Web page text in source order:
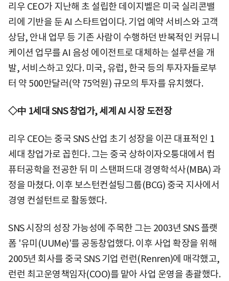
리우 CEO가 지난해 초 설립한 데이지벨은 미국 실리콘밸
리에 기반을 둔 AI 스타트업이다. 기업 예약 서비스와 고객
상담, 안내 업무 등 기존 사람이 수행하던 반복적인 커뮤니
케이션 업무를 AI 음성 에이전트로 대체하는 설루션을 개
발, 서비스하고 있다. 미국, 유럽, 한국 등의 투자자들로부
터 약 500만달러(약 75억원) 규모의 투자를 유치했다.
◇中 1세대 SNS 창업가, 세계 AI 시장 도전장
리우 CEO는 중국 SNS 산업 초기 성장을 이끈 대표적인 1
세대 창업가로 꼽힌다. 그는 중국 상하이자오퉁대에서 컴
퓨터공학을 전공한 뒤 미 스탠퍼드대 경영학석사(MBA) 과
정을 마쳤다. 이후 보스턴컨설팅그룹(BCG) 중국 지사에서
경영 컨설턴트로 활동했다.
SNS 시장의 성장 가능성에 주목한 그는 2003년 SNS 플랫
폼 '유미(UUMe)'를 공동창업했다. 이후 사업 확장을 위해
2005년 회사를 중국 SNS 기업 런런(Renren)에 매각했고,
런런 최고운영책임자(COO)를 맡아 사업 운영을 총괄했다.